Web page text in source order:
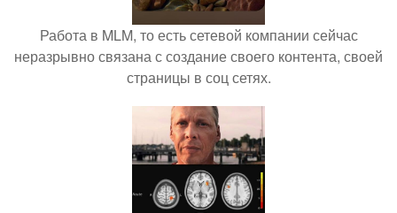
Работа в MLM, то есть сетевой компании сейчас
неразрывно связана с создание своего контента, своей
страницы в соц сетях.